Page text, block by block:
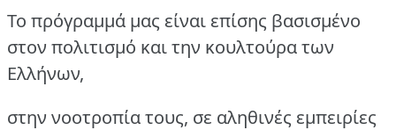
Το πρόγραμμά μας είναι επίσης βασισμένο
στον πολιτισμό και την κουλτούρα των
Ελλήνων,
στην νοοτροπία τους, σε αληθινές εμπειρίες